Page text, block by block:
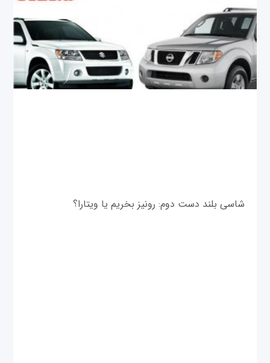
شاسی بلند دست دوم: رونیز بخریم یا ویتارا؟